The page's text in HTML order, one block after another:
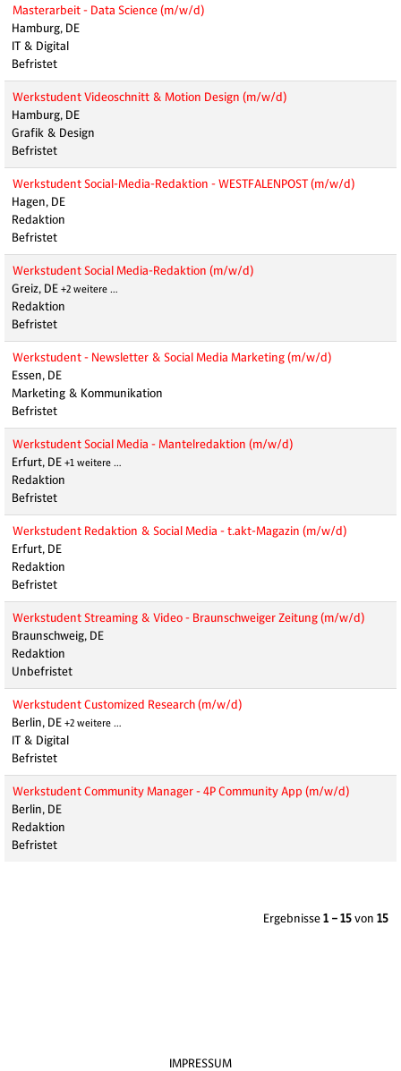
Masterarbeit - Data Science (m/w/d)
Hamburg, DE
IT & Digital
Befristet
Werkstudent Videoschnitt & Motion Design (m/w/d)
Hamburg, DE
Grafik & Design
Befristet
Werkstudent Social-Media-Redaktion - WESTFALENPOST (m/w/d)
Hagen, DE
Redaktion
Befristet
Werkstudent Social Media-Redaktion (m/w/d)
Greiz, DE +2 weitere …
Redaktion
Befristet
Werkstudent - Newsletter & Social Media Marketing (m/w/d)
Essen, DE
Marketing & Kommunikation
Befristet
Werkstudent Social Media - Mantelredaktion (m/w/d)
Erfurt, DE +1 weitere …
Redaktion
Befristet
Werkstudent Redaktion & Social Media - t.akt-Magazin (m/w/d)
Erfurt, DE
Redaktion
Befristet
Werkstudent Streaming & Video - Braunschweiger Zeitung (m/w/d)
Braunschweig, DE
Redaktion
Unbefristet
Werkstudent Customized Research (m/w/d)
Berlin, DE +2 weitere …
IT & Digital
Befristet
Werkstudent Community Manager - 4P Community App (m/w/d)
Berlin, DE
Redaktion
Befristet
Ergebnisse1 – 15von 15
IMPRESSUM